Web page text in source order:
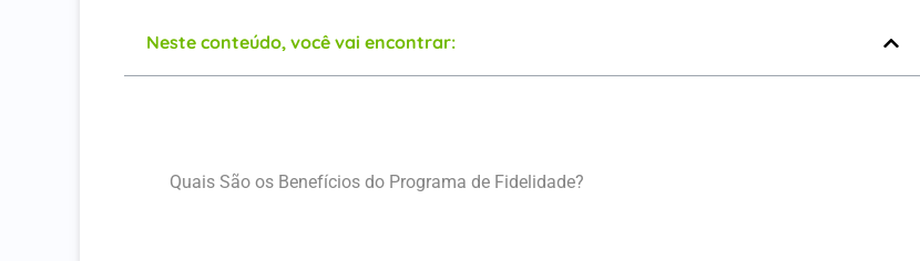
Neste conteúdo, você vai encontrar:
Quais São os Benefícios do Programa de Fidelidade?